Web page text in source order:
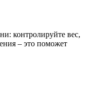
контролируйте вес,
– это поможет